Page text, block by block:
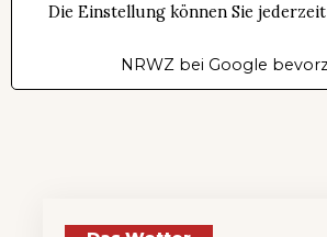
Die Einstellung können Sie
NRWZ bei Google